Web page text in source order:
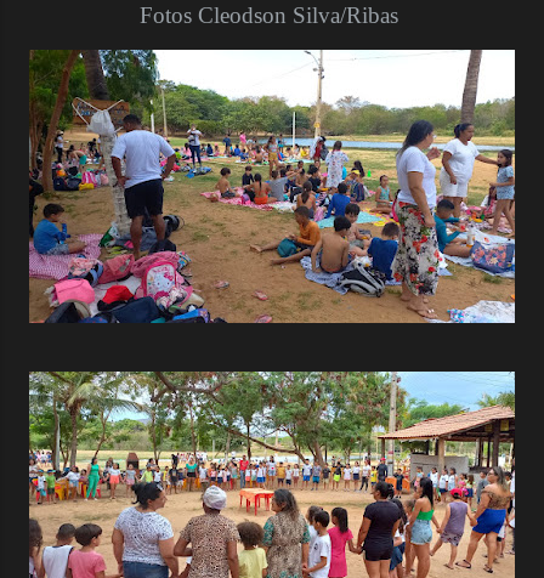
Fotos Cleodson Silva/Ribas